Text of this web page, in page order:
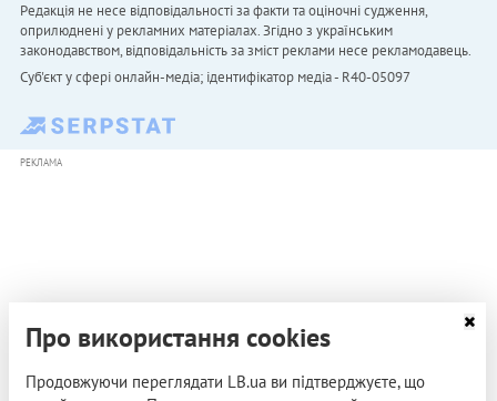
Редакція не несе відповідальності за факти та оціночні судження,
оприлюднені у рекламних матеріалах. Згідно з українським
законодавством, відповідальність за зміст реклами несе рекламодавець.
Cуб'єкт у сфері онлайн-медіа; ідентифікатор медіа - R40-05097
РЕКЛАМА
Про використання cookies
Продовжуючи переглядати LB.ua ви підтверджуєте, що